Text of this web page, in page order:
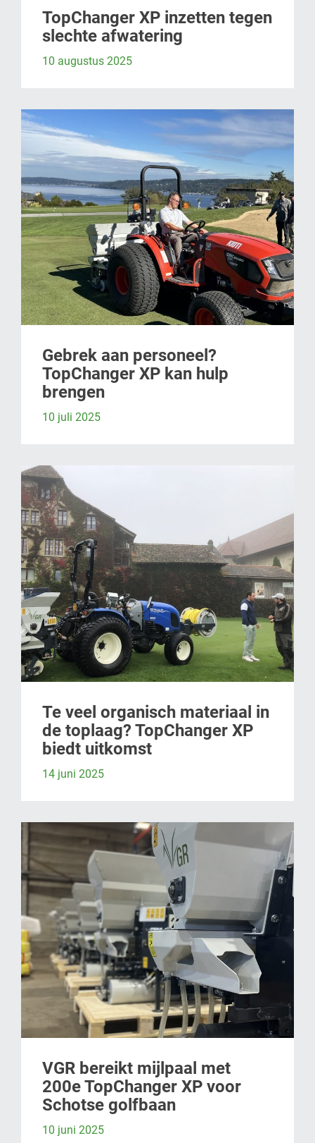
TopChanger XP inzetten tegen
slechte afwatering
10 augustus 2025
Gebrek aan personeel?
TopChanger XP kan hulp
brengen
10 juli 2025
Te veel organisch materiaal in
de toplaag? TopChanger XP
biedt uitkomst
14 juni 2025
VGR bereikt mijlpaal met
200e TopChanger XP voor
Schotse golfbaan
10 juni 2025